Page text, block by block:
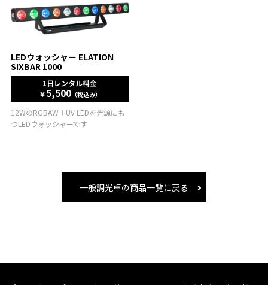
LEDウォッシャー ELATION
SIXBAR 1000
1日レンタル料金
￥5,500（税込み）
12WのRGBAW＋UV LEDを光源にも
つLEDウォッシャーです
一般調光卓の商品一覧に戻る